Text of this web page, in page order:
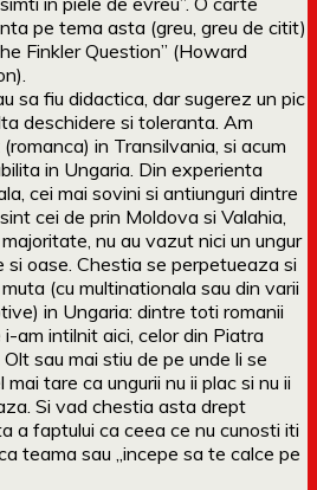
pe tema asta (greu, greu de citit)
Finkler Question” (Howard
sa fiu didactica, dar sugerez un pic
deschidere si toleranta. Am
in Transilvania, si acum
in Ungaria. Din experienta
cei mai sovini si antiunguri dintre
cei de prin Moldova si Valahia,
nu au vazut nici un ungur
si oase. Chestia se perpetueaza si
(cu multinationala sau din varii
in Ungaria: dintre toti romanii
i-am intilnit aici, celor din Piatra
sau mai stiu de pe unde li se
mai tare ca ungurii nu ii plac si nu ii
Si vad chestia asta drept
a faptului ca ceea ce nu cunosti iti
teama sau „incepe sa te calce pe